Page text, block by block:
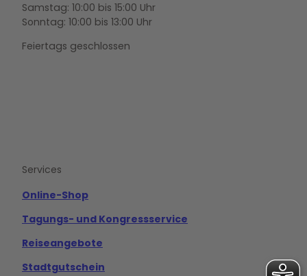
Samstag: 10:00 bis 15:00 Uhr
Sonntag: 10:00 bis 13:00 Uhr
Feiertags geschlossen
o e
m
Services
Online-Shop
Tagungs- und Kongressservice
Reiseangebote
Stadtgutschein